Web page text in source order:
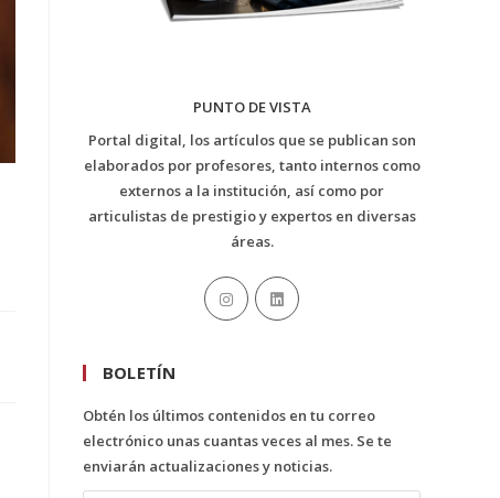
PUNTO DE VISTA
Portal digital, los artículos que se publican son
elaborados por profesores, tanto internos como
externos a la institución, así como por
articulistas de prestigio y expertos en diversas
áreas.
BOLETÍN
Obtén los últimos contenidos en tu correo
electrónico unas cuantas veces al mes. Se te
enviarán actualizaciones y noticias.